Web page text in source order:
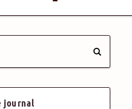
journal